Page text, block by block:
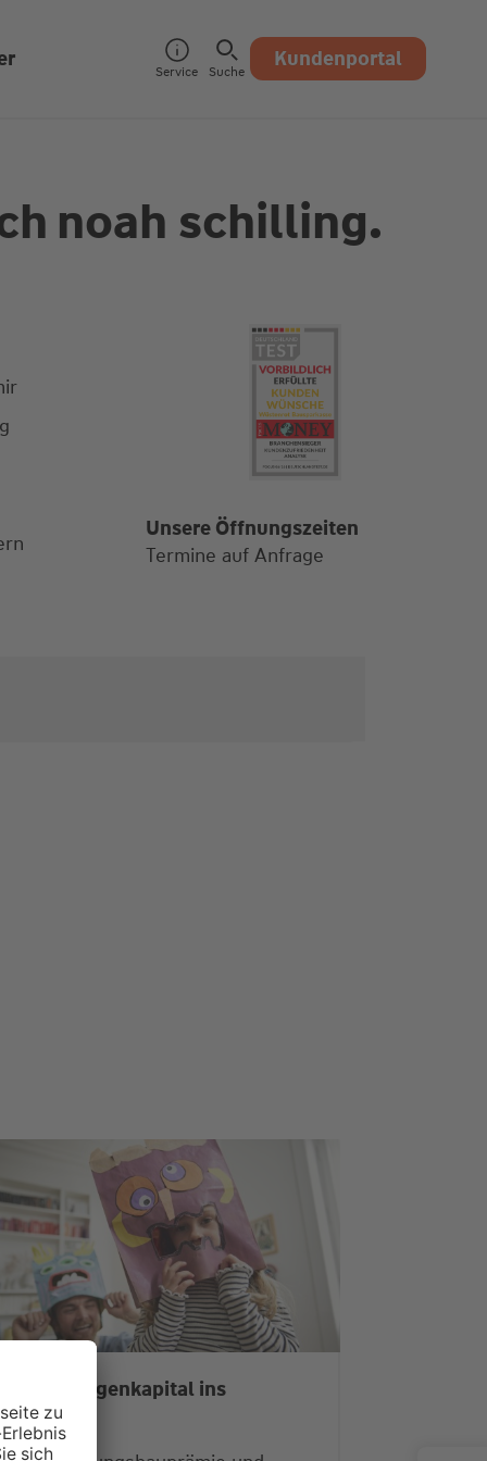
Service Suche Kundenportal
noah schilling.
Unsere Öffnungszeiten
Termine auf Anfrage
Mit mehr Eigenkapital ins